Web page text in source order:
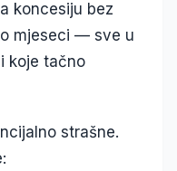
koncesiju bez
mjeseci — sve u
koje tačno
strašne.